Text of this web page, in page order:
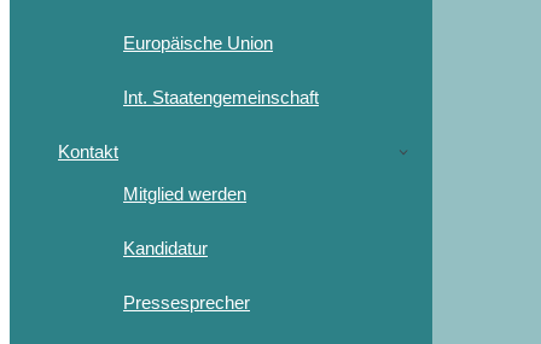
Europäische Union
Int. Staatengemeinschaft
Kontakt
Mitglied werden
Kandidatur
Pressesprecher